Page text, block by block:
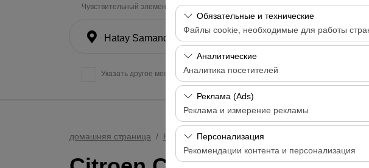
Обязательные и технические
Файлы cookie, необходимые для работы
Эти файлы cookie необходимы для
функций. Их нельзя отключить.
Аналитические
Аналитика посетителей
Эти файлы cookie позволяют нам
посещаемые страницы, поведение
производительности сайта и постоянного
Реклама (Ads)
Реклама и измерение рекламы
Эти файлы cookie позволяют показывать вам
интересами и измерять эффективность
Персонализация
Рекомендации контента и персонализация
Чувствительный элемент
Hatay Samandağ
Указать другое место возврата машины
Дата и время
домашняя страница НАШ ФЛЕТ Citroen C4 X Otomatik